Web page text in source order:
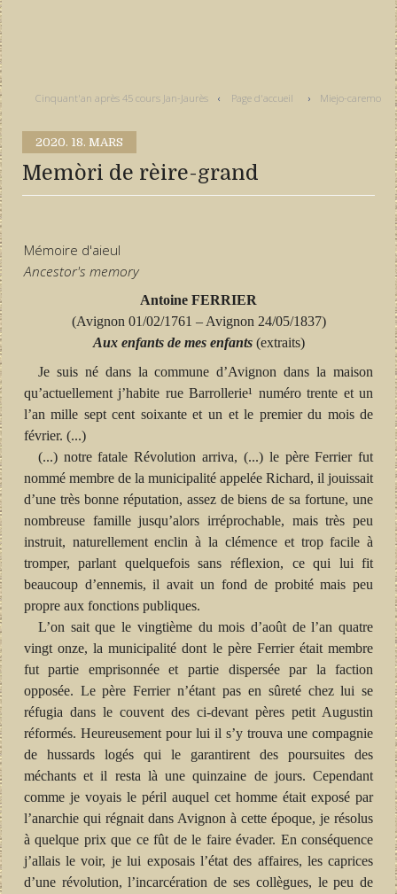
Cinquant'an après 45 cours Jan-Jaurès Page d'accueil Miejo-caremo
2020. 18. MARS
Memòri de rèire-grand
Mémoire d'aieul
Ancestor's memory
Antoine FERRIER
(Avignon 01/02/1761 – Avignon 24/05/1837)
Aux enfants de mes enfants(extraits)
Je suis né dans la commune d’Avignon dans la maison
qu’actuellement j’habite rue Barrollerie¹ numéro trente et un
l’an mille sept cent soixante et un et le premier du mois de
février. (...)
(...) notre fatale Révolution arriva, (...) le père Ferrier fut
nommé membre de la municipalité appelée Richard, il jouissait
d’une très bonne réputation, assez de biens de sa fortune, une
nombreuse famille jusqu’alors irréprochable, mais très peu
instruit, naturellement enclin à la clémence et trop facile à
tromper, parlant quelquefois sans réflexion, ce qui lui fit
beaucoup d’ennemis, il avait un fond de probité mais peu
propre aux fonctions publiques.
L’on sait que le vingtième du mois d’août de l’an quatre
vingt onze, la municipalité dont le père Ferrier était membre
fut partie emprisonnée et partie dispersée par la faction
opposée. Le père Ferrier n’étant pas en sûreté chez lui se
réfugia dans le couvent des ci-devant pères petit Augustin
réformés. Heureusement pour lui il s’y trouva une compagnie
de hussards logés qui le garantirent des poursuites des
méchants et il resta là une quinzaine de jours. Cependant
comme je voyais le péril auquel cet homme était exposé par
l’anarchie qui régnait dans Avignon à cette époque, je résolus
à quelque prix que ce fût de le faire évader. En conséquence
j’allais le voir, je lui exposais l’état des affaires, les caprices
d’une révolution, l’incarcération de ses collègues, le peu de